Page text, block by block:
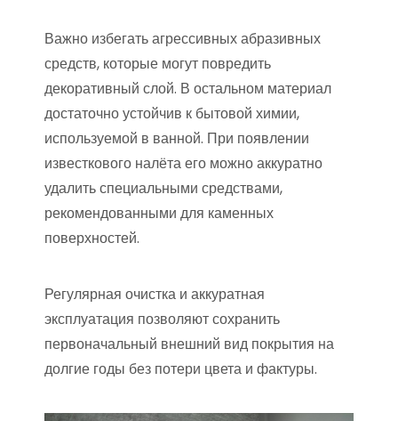
Важно избегать агрессивных абразивных
средств, которые могут повредить
декоративный слой. В остальном материал
достаточно устойчив к бытовой химии,
используемой в ванной. При появлении
известкового налёта его можно аккуратно
удалить специальными средствами,
рекомендованными для каменных
поверхностей.
Регулярная очистка и аккуратная
эксплуатация позволяют сохранить
первоначальный внешний вид покрытия на
долгие годы без потери цвета и фактуры.